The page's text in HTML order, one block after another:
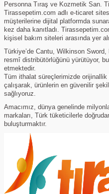
Personna Tıraş ve Kozmetik San.
Tirassepetim.com adlı e-ticaret
müşterilerine dijital platformda
kez daha kanıtladı.
kişisel bakım siteleri arasında yer
Türkiye’de Cantu, Wilkinson
resmî distribütörlüğünü yürütüyor,
etmektedir.
Tüm ithalat süreçlerimizde
çalışarak, ürünlerin en güvenilir
sağlıyoruz.
Amacımız, dünya genelinde
markaları, Türk tüketicilerle
buluşturmaktır.